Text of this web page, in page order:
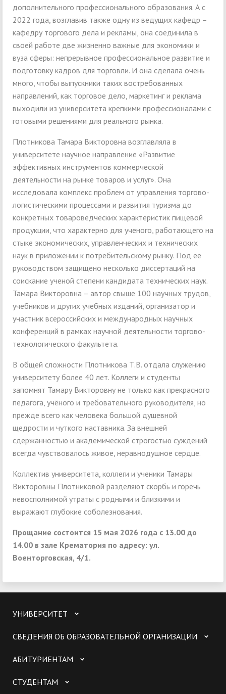
дополнительного профессионального образования. А с
2022 года, возглавив также одну из ведущих кафедр –
кафедру торгового дела и рекламы, она соединила в
своей работе две жизненно важные для экономики и
вуза сферы: непрерывное профессиональное развитие и
подготовку кадров для торговли. И она сделала очень
много, чтобы выпускники таких востребованных
направлений, как торговое дело, маркетинг и реклама
выходили из университета крепкими профессионалами с
готовыми решениями для реального рынка.
Плотникова Тамара Викторовна возглавляла в
университете научное направление «Развитие
эффективных инструментов коммерческой
деятельности на рынке товаров и услуг». Она
исследовала комплекс проблем от управления торгово-
логистическими процессами и развития туризма до
конкретных товароведческих характеристик пищевой
продукции, что характерно для ученого, работающего на
стыке экономических, управленческих и технических
наук в приложении к потребительскому рынку. Под ее
руководством защищено несколько диссертаций на
соискание ученой степени кандидата технических наук.
Тамара Викторовна – автор свыше 100 научных трудов,
учебников и других учебных изданий, организатор и
участник всероссийских и международных научных
конференций в рамках научной деятельности торгово-
технологического факультета.
В общей сложности Плотникова Т.В. отдала служению
университету более 40 лет. Коллеги и студенты
запомнят Тамару Викторовну не только как прекрасного
педагога, учёного и требовательного руководителя, но
прежде всего как человека большой душевной
щедрости и чуткого наставника. За внешней
сдержанностью и академической строгостью суждений
всегда чувствовалось живое, неравнодушное сердце.
Коллектив университета, коллеги и ученики Тамары
Викторовны Плотниковой разделяют скорбь и горечь
невосполнимой утраты с родными и близкими и
выражают глубокие соболезнования.
Прощание состоится 15 мая 2026 года с 13.00 до
14.00 в зале Крематория по адресу: ул.
Военторговская, 4/1.
УНИВЕРСИТЕТ
СВЕДЕНИЯ ОБ ОБРАЗОВАТЕЛЬНОЙ ОРГАНИЗАЦИИ
АБИТУРИЕНТАМ
СТУДЕНТАМ